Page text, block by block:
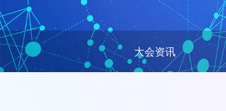
大会资讯